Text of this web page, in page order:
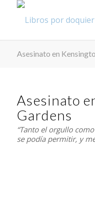
Asesinato en
Asesinato
Gardens
“Tanto el orgullo
se podía permitir, y